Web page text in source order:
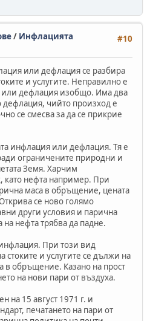
#10
/ Инфлацията
или дефлация се разбира
и услугите. Неправилно е
или дефлация изобщо. Има два
чийто произход е
се смесва за да се прикрие
инфлация или дефлация. Тя е
ограничените природни и
Земя. Харчим
като нефта например. При
маса в обръщение, цената
се ново голямо
други условия и парична
нефта трябва да падне.
При този вид
стоките и услугите се дължи на
в обръщение. Казано на прост
на нови пари от въздуха.
на 15 август 1971 г. и
печатането на пари от